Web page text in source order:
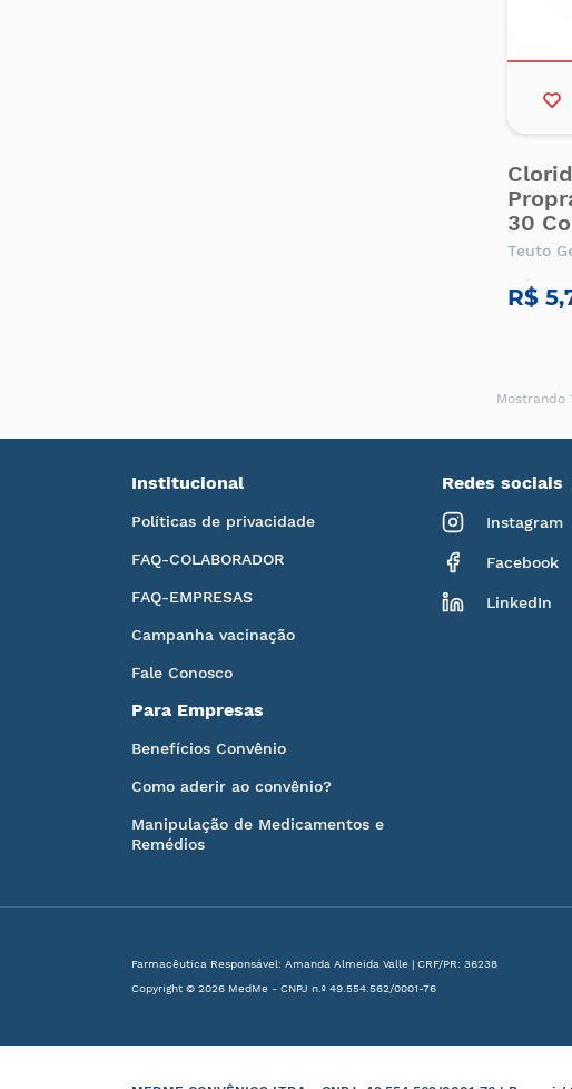
30
Teuto
R$
Mostrando
Institucional
Políticas de privacidade
FAQ-COLABORADOR
FAQ-EMPRESAS
Campanha vacinação
Fale Conosco
Para Empresas
Benefícios Convênio
Como aderir ao convênio?
Manipulação de Medicamentos e
Remédios
Redes sociais
Instagram
Facebook
LinkedIn
Farmacêutica Responsável: Amanda Almeida Valle | CRF/PR: 36238
Copyright © 2026 MedMe - CNPJ n.º 49.554.562/0001-76